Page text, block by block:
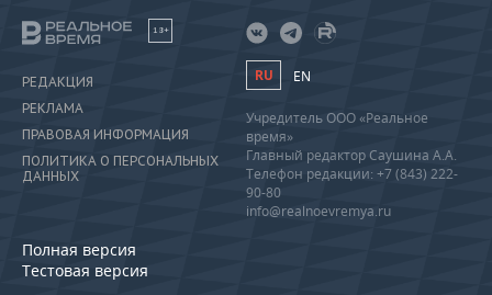
18+
РЕДАКЦИЯ
РЕКЛАМА
ПРАВОВАЯ ИНФОРМАЦИЯ
ПОЛИТИКА О ПЕРСОНАЛЬНЫХ
ДАННЫХ
Полная версия
Тестовая версия
RU EN
Учредитель ООО «Реальное
время»
Главный редактор Саушина А.А.
Телефон редакции: +7 (843) 222-
90-80
info@realnoevremya.ru